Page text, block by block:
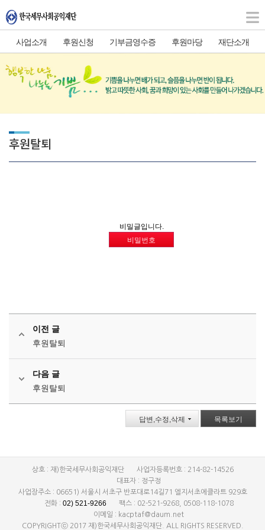
사업소개 후원신청 기부금영수증 후원마당 재단소개
후원탈퇴
비밀글입니다.
비밀번호
이전 글
후원탈퇴
다음 글
후원탈퇴
답변,수정,삭제 목록보기
상호 : 재)한국세무사회공익재단
사업자등록번호 : 214-82-14526
대표자 : 정구정
사업장주소 : 06651) 서울시 서초구 반포대로14길71 엘지서초에클라트 929호
전화 : 02) 521-9266
팩스 : 02-521-9268, 0508-118-1078
이메일 : kacptaf@daum.net
COPYRIGHTⓒ 2017 재)한국세무사회공익재단. ALL RIGHTS RESERVED.